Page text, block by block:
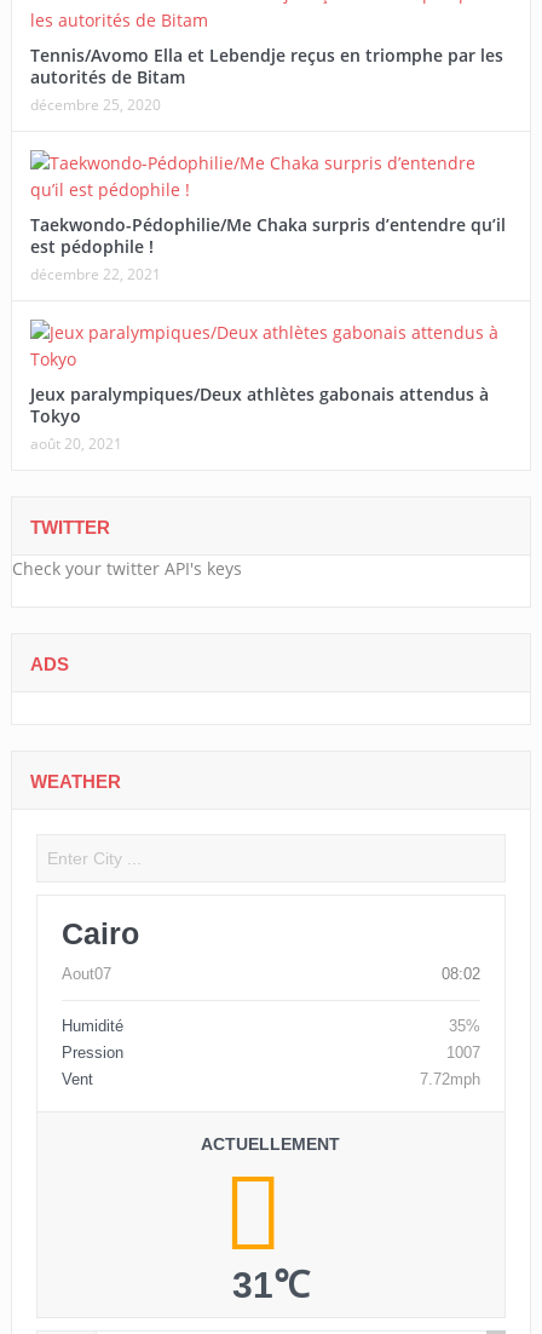
Tennis/Avomo Ella et Lebendje reçus en triomphe par les
autorités de Bitam
décembre 25, 2020
Taekwondo-Pédophilie/Me Chaka surpris d’entendre qu’il
est pédophile !
décembre 22, 2021
Jeux paralympiques/Deux athlètes gabonais attendus à
Tokyo
août 20, 2021
TWITTER
Check your twitter API's keys
ADS
WEATHER
Cairo
Aout07 08:02
Humidité
35%
Pression
1007
Vent
7.72mph
ACTUELLEMENT
31℃